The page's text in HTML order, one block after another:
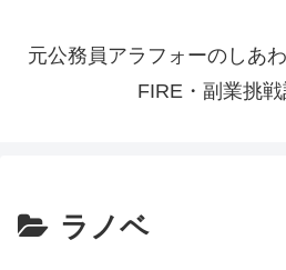
元公務員アラフォーのしあ
FIRE・副業挑
ラノベ